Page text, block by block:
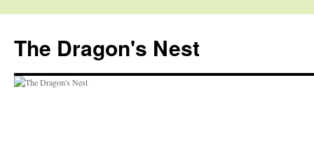
The Dragon's Nest